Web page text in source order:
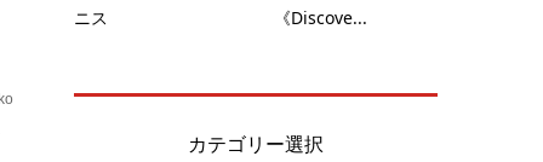
ニス
《Discove...
カテゴリー選択